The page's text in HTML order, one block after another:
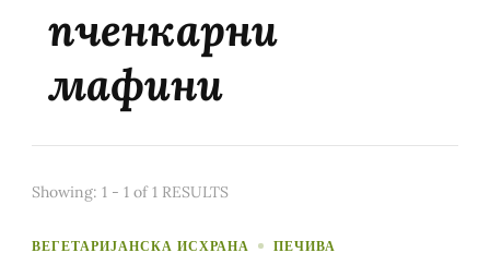
пченкарни
мафини
Showing: 1 - 1 of 1 RESULTS
ВЕГЕТАРИЈАНСКА ИСХРАНА ПЕЧИВА